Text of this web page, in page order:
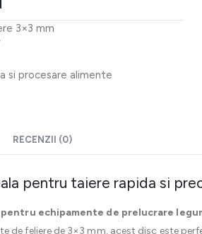
3×3 mm
si procesare alimente
RECENZII (0)
pentru taiere rapida si
echipamente de prelucrare
de feliere de 3×3 mm, acest disc este